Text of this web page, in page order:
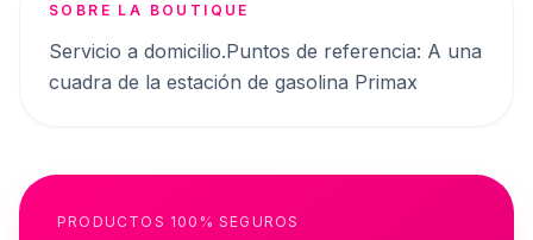
SOBRE LA BOUTIQUE
Servicio a domicilio.Puntos de referencia: A una
cuadra de la estación de gasolina Primax
PRODUCTOS 100% SEGUROS